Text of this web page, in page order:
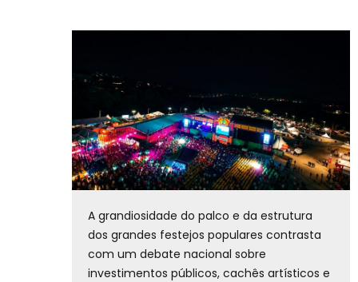
A grandiosidade do palco e da estrutura
dos grandes festejos populares contrasta
com um debate nacional sobre
investimentos públicos, cachês artísticos e